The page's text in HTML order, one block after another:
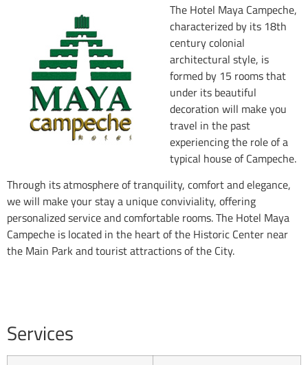
The Hotel Maya Campeche,
characterized by its 18th
century colonial
architectural style, is
formed by 15 rooms that
under its beautiful
decoration will make you
travel in the past
experiencing the role of a
typical house of Campeche.
Through its atmosphere of tranquility, comfort and elegance,
we will make your stay a unique conviviality, offering
personalized service and comfortable rooms. The Hotel Maya
Campeche is located in the heart of the Historic Center near
the Main Park and tourist attractions of the City.
Services